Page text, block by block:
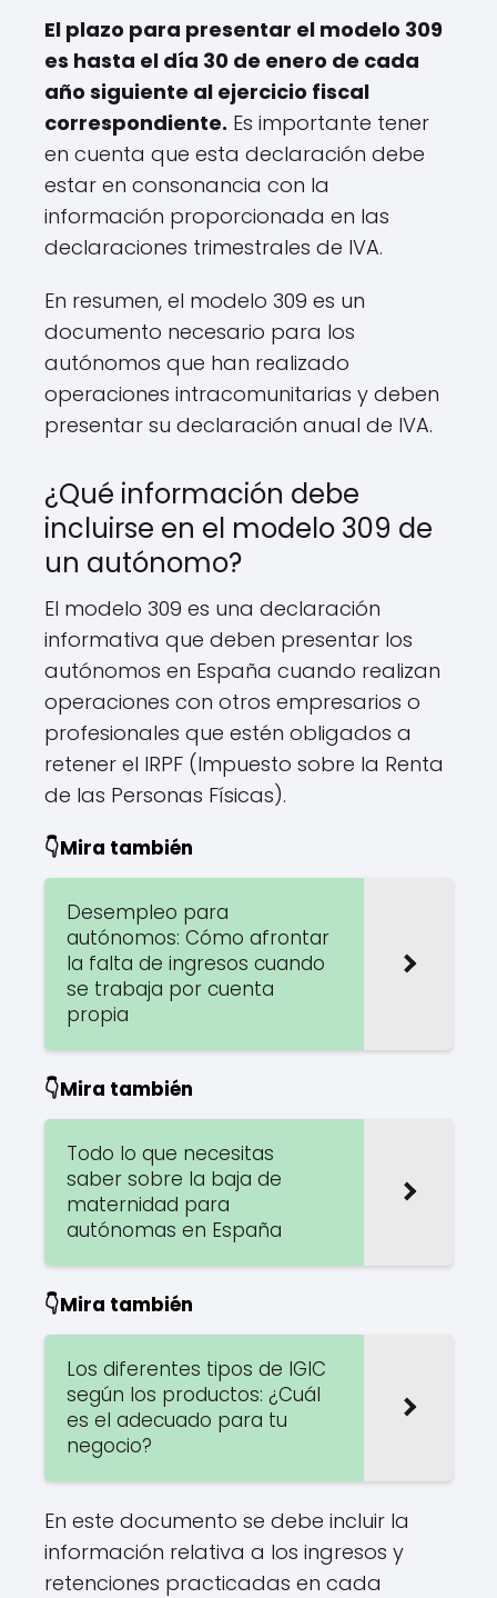
El plazo para presentar el modelo 309
es hasta el día 30 de enero de cada
año siguiente al ejercicio fiscal
correspondiente. Es importante tener
en cuenta que esta declaración debe
estar en consonancia con la
información proporcionada en las
declaraciones trimestrales de IVA.
En resumen, el modelo 309 es un
documento necesario para los
autónomos que han realizado
operaciones intracomunitarias y deben
presentar su declaración anual de IVA.
¿Qué información debe
incluirse en el modelo 309 de
un autónomo?
El modelo 309 es una declaración
informativa que deben presentar los
autónomos en España cuando realizan
operaciones con otros empresarios o
profesionales que estén obligados a
retener el IRPF (Impuesto sobre la Renta
de las Personas Físicas).
👇Mira también
Desempleo para
autónomos: Cómo afrontar
la falta de ingresos cuando
se trabaja por cuenta
propia
👇Mira también
Todo lo que necesitas
saber sobre la baja de
maternidad para
autónomas en España
👇Mira también
Los diferentes tipos de IGIC
según los productos: ¿Cuál
es el adecuado para tu
negocio?
En este documento se debe incluir la
información relativa a los ingresos y
retenciones practicadas en cada